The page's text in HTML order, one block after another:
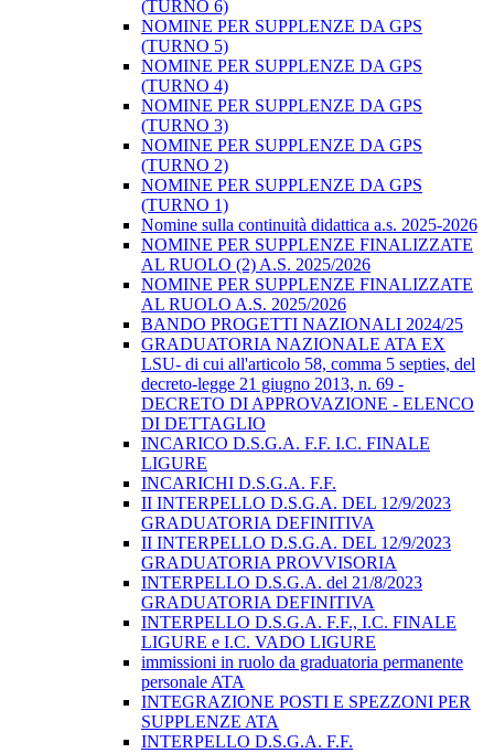
(TURNO 6)
NOMINE PER SUPPLENZE DA GPS
(TURNO 5)
NOMINE PER SUPPLENZE DA GPS
(TURNO 4)
NOMINE PER SUPPLENZE DA GPS
(TURNO 3)
NOMINE PER SUPPLENZE DA GPS
(TURNO 2)
NOMINE PER SUPPLENZE DA GPS
(TURNO 1)
Nomine sulla continuità didattica a.s. 2025-2026
NOMINE PER SUPPLENZE FINALIZZATE
AL RUOLO (2) A.S. 2025/2026
NOMINE PER SUPPLENZE FINALIZZATE
AL RUOLO A.S. 2025/2026
BANDO PROGETTI NAZIONALI 2024/25
GRADUATORIA NAZIONALE ATA EX
LSU- di cui all'articolo 58, comma 5 septies, del
decreto-legge 21 giugno 2013, n. 69 -
DECRETO DI APPROVAZIONE - ELENCO
DI DETTAGLIO
INCARICO D.S.G.A. F.F. I.C. FINALE
LIGURE
INCARICHI D.S.G.A. F.F.
II INTERPELLO D.S.G.A. DEL 12/9/2023
GRADUATORIA DEFINITIVA
II INTERPELLO D.S.G.A. DEL 12/9/2023
GRADUATORIA PROVVISORIA
INTERPELLO D.S.G.A. del 21/8/2023
GRADUATORIA DEFINITIVA
INTERPELLO D.S.G.A. F.F., I.C. FINALE
LIGURE e I.C. VADO LIGURE
immissioni in ruolo da graduatoria permanente
personale ATA
INTEGRAZIONE POSTI E SPEZZONI PER
SUPPLENZE ATA
INTERPELLO D.S.G.A. F.F.